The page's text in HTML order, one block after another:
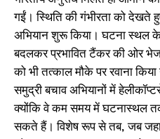
गईं। स्थिति की गंभीरता को देखते
अभियान शुरू किया। घटना स्थल
बदलकर प्रभावित टैंकर की ओर भेजा
को भी तत्काल मौके पर रवाना किया
समुद्री बचाव अभियानों में
क्योंकि वे कम समय में घटनास्थल
सकते हैं। विशेष रूप से तब, जब